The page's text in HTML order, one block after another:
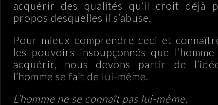
acquérir des qualités qu’il croit déjà
propos desquelles il s’abuse.
Pour mieux comprendre ceci et
les pouvoirs insoupçonnés que
acquérir, nous devons partir de
l’homme se fait de lui-même.
L’homme ne se connaît pas lui-même.